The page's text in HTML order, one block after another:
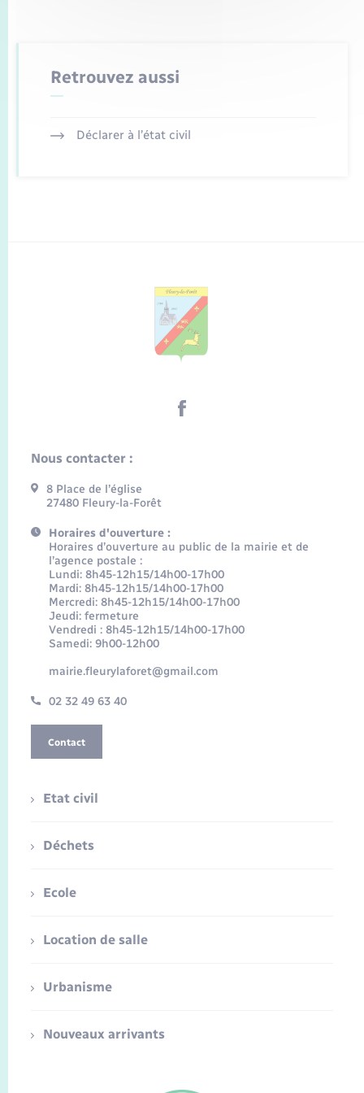
Retrouvez aussi
Déclarer à l’état civil
Nous contacter :
8 Place de l’église
27480 Fleury-la-Forêt
Horaires d'ouverture :
Horaires d’ouverture au public de la mairie et de
l’agence postale :
Lundi: 8h45-12h15/14h00-17h00
Mardi: 8h45-12h15/14h00-17h00
Mercredi: 8h45-12h15/14h00-17h00
Jeudi: fermeture
Vendredi : 8h45-12h15/14h00-17h00
Samedi: 9h00-12h00
mairie.fleurylaforet@gmail.com
02 32 49 63 40
Contact
Etat civil
Déchets
Ecole
Location de salle
Urbanisme
Nouveaux arrivants